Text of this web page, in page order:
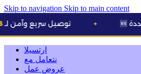
Skip to navigation Skip to main content
🚚 توصيل سريع وآمن لـ58 ولاية ✦
ارتسيلا
نتعامل مع
عروض عمل